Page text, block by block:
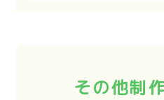
その他制